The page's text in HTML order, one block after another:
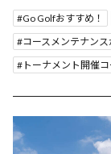
Go Golfおすすめ！
コースメンテナン
トーナメント開催コ